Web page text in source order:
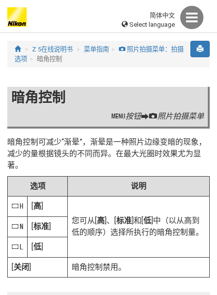
简体中文
Select language
Z 5在线说明书 菜单指南 C 照片拍摄菜单：拍摄
选项
暗角控制
暗角控制
G按钮UC照片拍摄菜单
暗角控制可减少“渐晕”，渐晕是一种照片边缘变暗的现象，
减少的量根据镜头的不同而异。在最大光圈时效果尤为显
著。
选项 说明
e [高]
您可从[高]、[标准]和[低]中（以从高到
低的顺序）选择所执行的暗角控制量。
g [标准]
f [低]
[关闭] 暗角控制禁用。